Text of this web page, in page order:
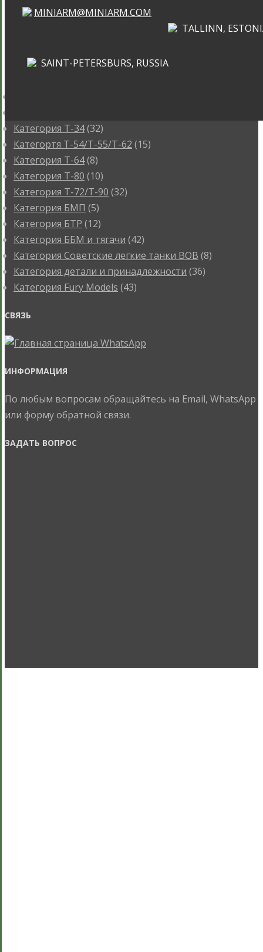
MINIARM@MINIARM.COM
TALLINN,
SAINT-PETERSBURS, RUSSIA
КАТЕГОРИИ
Категория Т-34(32)
Категортя Т-54/Т-55/Т-62 (15)
Категория T-64(8)
Категория T-80 (10)
Категория T-72/T-90 (32)
Категория БМП (5)
Категория БТР (12)
Категория ББМ и тягачи (42)
Категория Советские легкие танки ВОВ (8)
Категория детали и принадлежности (36)
Категория Fury Models (43)
СВЯЗЬ
ИНФОРМАЦИЯ
По любым вопросам обращайтесь на Email, WhatsApp
или форму обратной связи.
ЗАДАТЬ ВОПРОС